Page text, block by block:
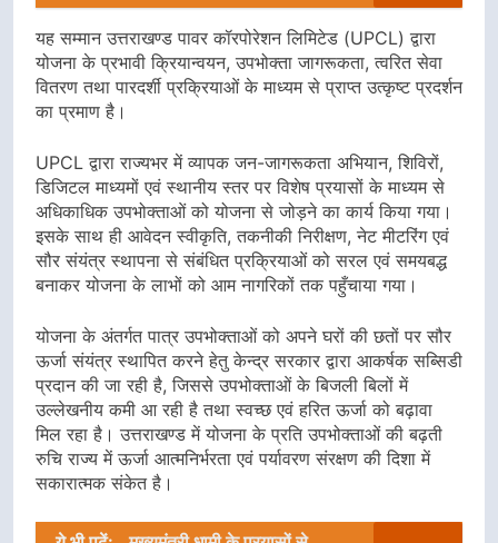
यह सम्मान उत्तराखण्ड पावर कॉरपोरेशन लिमिटेड (UPCL) द्वारा
योजना के प्रभावी क्रियान्वयन, उपभोक्ता जागरूकता, त्वरित सेवा
वितरण तथा पारदर्शी प्रक्रियाओं के माध्यम से प्राप्त उत्कृष्ट प्रदर्शन
का प्रमाण है।
UPCL द्वारा राज्यभर में व्यापक जन-जागरूकता अभियान, शिविरों,
डिजिटल माध्यमों एवं स्थानीय स्तर पर विशेष प्रयासों के माध्यम से
अधिकाधिक उपभोक्ताओं को योजना से जोड़ने का कार्य किया गया।
इसके साथ ही आवेदन स्वीकृति, तकनीकी निरीक्षण, नेट मीटरिंग एवं
सौर संयंत्र स्थापना से संबंधित प्रक्रियाओं को सरल एवं समयबद्ध
बनाकर योजना के लाभों को आम नागरिकों तक पहुँचाया गया।
योजना के अंतर्गत पात्र उपभोक्ताओं को अपने घरों की छतों पर सौर
ऊर्जा संयंत्र स्थापित करने हेतु केन्द्र सरकार द्वारा आकर्षक सब्सिडी
प्रदान की जा रही है, जिससे उपभोक्ताओं के बिजली बिलों में
उल्लेखनीय कमी आ रही है तथा स्वच्छ एवं हरित ऊर्जा को बढ़ावा
मिल रहा है। उत्तराखण्ड में योजना के प्रति उपभोक्ताओं की बढ़ती
रुचि राज्य में ऊर्जा आत्मनिर्भरता एवं पर्यावरण संरक्षण की दिशा में
सकारात्मक संकेत है।